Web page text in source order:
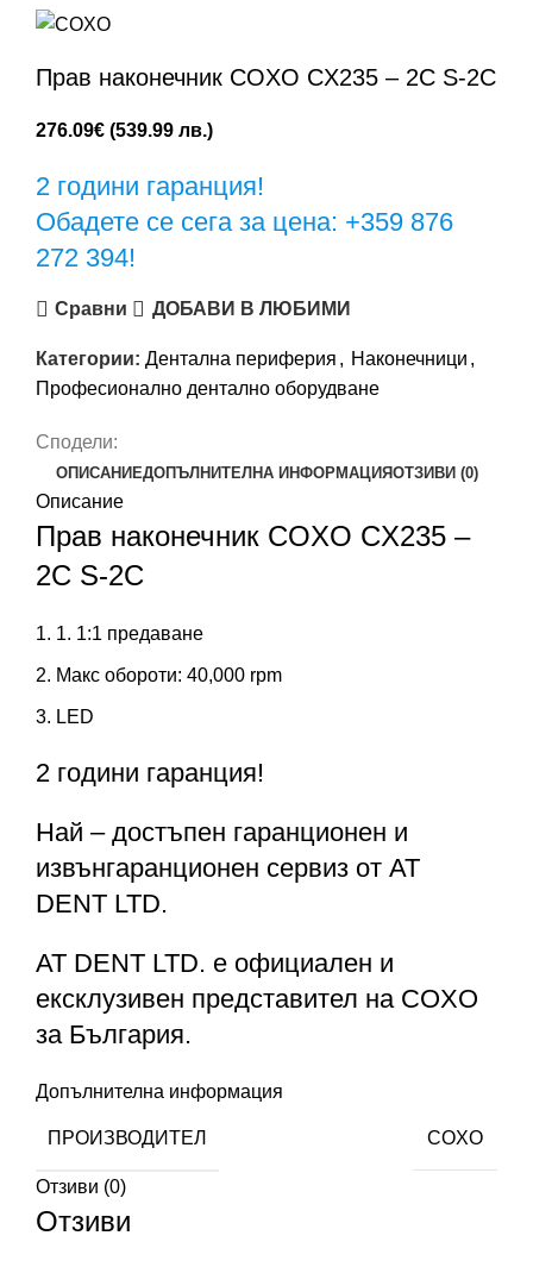
Прав наконечник COXO CX235 – 2C S-2C
276.09€ (539.99 лв.)
2 години гаранция!
Обадете се сега за цена: +359 876
272 394!
Сравни ДОБАВИ В ЛЮБИМИ
Категории: Дентална периферия , Наконечници ,
Професионално дентално оборудване
Сподели:
ОПИСАНИЕДОПЪЛНИТЕЛНА ИНФОРМАЦИЯОТЗИВИ (0)
Описание
Прав наконечник COXO CX235 –
2C S-2C
1. 1:1 предаване
Макс обороти: 40,000 rpm
LED
2 години гаранция!
Най – достъпен гаранционен и
извънгаранционен сервиз от AT
DENT LTD.
АТ DENT LTD. е официален и
ексклузивен представител на COXO
за България.
Допълнителна информация
ПРОИЗВОДИТЕЛ COXO
Отзиви (0)
Отзиви